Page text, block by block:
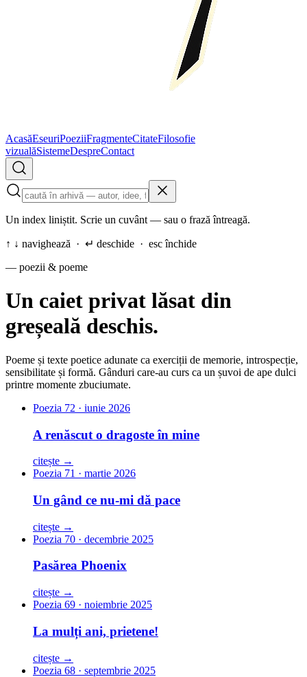
AcasăEseuriPoeziiFragmenteCitateFilosofie
vizualăSistemeDespreContact
Un index liniștit. Scrie un cuvânt — sau o frază întreagă.
↑ ↓ navighează · ↵ deschide · esc închide
— poezii & poeme
Un caiet privat lăsat din
greșeală deschis.
Poeme și texte poetice adunate ca exerciții de memorie, introspecție,
sensibilitate și formă. Gânduri care-au curs ca un șuvoi de ape dulci
printre momente zbuciumate.
Poezia 72 · iunie 2026
A renăscut o dragoste în mine
citește →
Poezia 71 · martie 2026
Un gând ce nu-mi dă pace
citește →
Poezia 70 · decembrie 2025
Pasărea Phoenix
citește →
Poezia 69 · noiembrie 2025
La mulți ani, prietene!
citește →
Poezia 68 · septembrie 2025